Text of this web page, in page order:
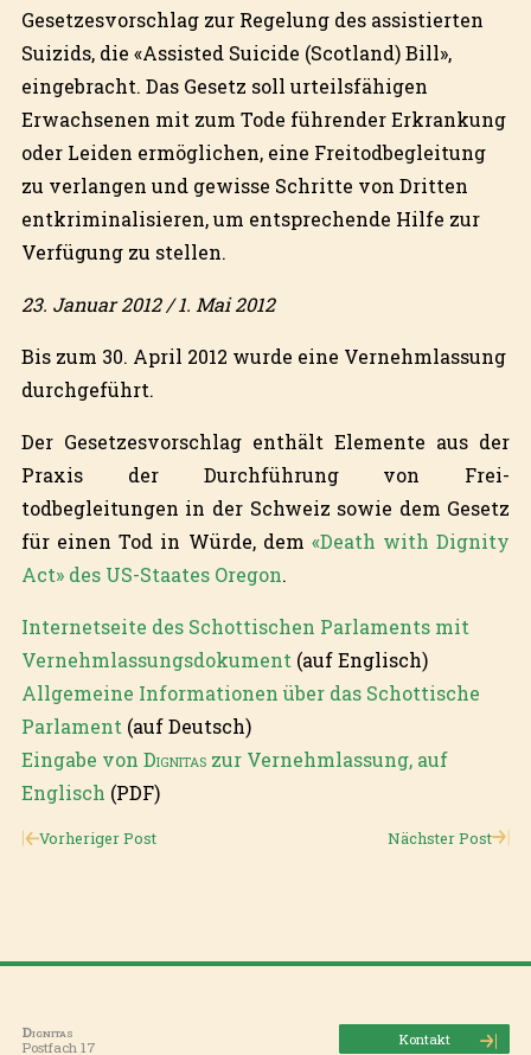
Gesetzesvorschlag zur Regelung des assistierten
Suizids, die «Assisted Suicide (Scotland) Bill»,
eingebracht. Das Gesetz soll urteilsfähigen
Erwachsenen mit zum Tode führender Erkrankung
oder Leiden ermöglichen, eine Freitodbegleitung
zu verlangen und gewisse Schritte von Dritten
entkriminalisieren, um entsprechende Hilfe zur
Verfügung zu stellen.
23. Januar 2012 / 1. Mai 2012
Bis zum 30. April 2012 wurde eine Vernehmlassung
durchgeführt.
Der Gesetzesvorschlag enthält Elemente aus der
Praxis der Durchführung von Frei-
todbegleitungen in der Schweiz sowie dem Gesetz
für einen Tod in Würde, dem «Death with Dignity
Act» des US-Staates Oregon.
Internetseite des Schottischen Parlaments mit
Vernehmlassungsdokument (auf Englisch)
Allgemeine Informationen über das Schottische
Parlament (auf Deutsch)
Eingabe von Dignitaszur Vernehmlassung, auf
Englisch (PDF)
Vorheriger Post Nächster Post
Dignitas
Postfach 17
Kontakt